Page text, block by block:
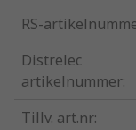
RS-
Distrelec
artikelnummer:
Tillv. art.nr: